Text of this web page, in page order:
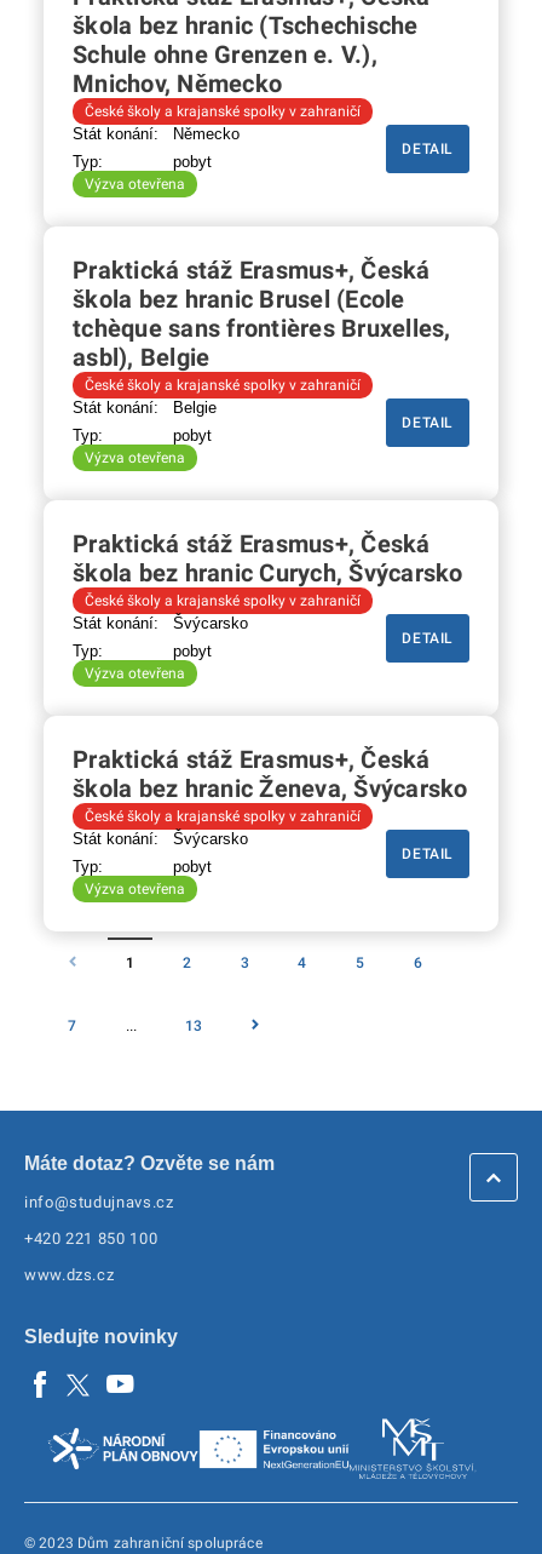
škola bez hranic (Tschechische
Schule ohne Grenzen e. V.),
Mnichov, Německo
České školy a krajanské spolky v zahraničí
Stát konání:
Německo
Typ:
pobyt
Výzva otevřena
DETAIL
Praktická stáž Erasmus+, Česká
škola bez hranic Brusel (Ecole
tchèque sans frontières Bruxelles,
asbl), Belgie
České školy a krajanské spolky v zahraničí
Stát konání:
Belgie
Typ:
pobyt
Výzva otevřena
DETAIL
Praktická stáž Erasmus+, Česká
škola bez hranic Curych, Švýcarsko
České školy a krajanské spolky v zahraničí
Stát konání:
Švýcarsko
Typ:
pobyt
Výzva otevřena
DETAIL
Praktická stáž Erasmus+, Česká
škola bez hranic Ženeva, Švýcarsko
České školy a krajanské spolky v zahraničí
Stát konání:
Švýcarsko
Typ:
pobyt
Výzva otevřena
DETAIL
1 2 3 4 5 6
7 13
Máte dotaz? Ozvěte se nám
info@studujnavs.cz
+420 221 850 100
www.dzs.cz
Sledujte novinky
© 2023 Dům zahraniční spolupráce